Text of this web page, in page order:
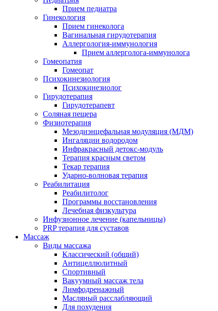
Прием педиатра
Гинекология
Прием гинеколога
Вагинальная гирудотерапия
Аллергология-иммунология
Прием аллерголога-иммунолога
Гомеопатия
Гомеопат
Психокинезиология
Психокинезиолог
Гирудотерапия
Гирудотерапевт
Соляная пещера
Физиотерапия
Мезодиэнцефальная модуляция (МДМ)
Ингаляции водородом
Инфракрасный детокс-модуль
Терапия красным светом
Текар терапия
Ударно-волновая терапия
Реабилитация
Реабилитолог
Программы восстановления
Лечебная физкультура
Инфузионное лечение (капельницы)
PRP терапия для суставов
Массаж
Виды массажа
Классический (общий)
Антицеллюлитный
Спортивный
Вакуумный массаж тела
Лимфодренажный
Масляный расслабляющий
Для похудения